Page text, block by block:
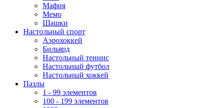
Мафия
Мемо
Шашки
Настольный спорт
Аэрохоккей
Бильярд
Настольный теннис
Настольный футбол
Настольный хоккей
Пазлы
1 - 99 элементов
100 - 199 элементов